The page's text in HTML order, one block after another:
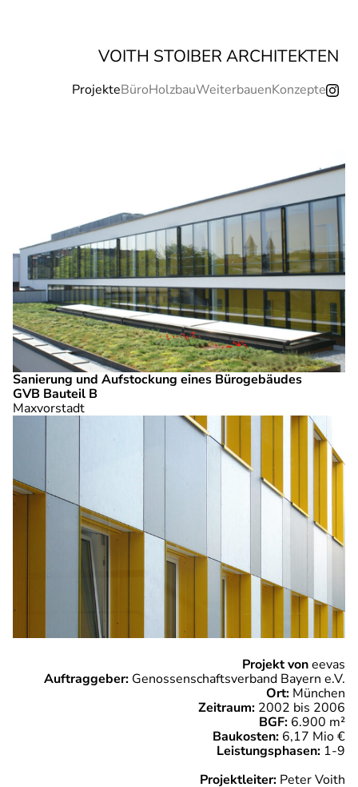
VOITH STOIBER ARCHITEKTEN
ProjekteBüroHolzbauWeiterbauenKonzepte
Sanierung und Aufstockung eines Bürogebäudes
GVB Bauteil B
Maxvorstadt
Projekt voneevas
Auftraggeber: Genossenschaftsverband Bayern e.V.
Ort: München
Zeitraum: 2002 bis 2006
BGF: 6.900 m²
Baukosten: 6,17 Mio €
Leistungsphasen: 1-9
Projektleiter: Peter Voith